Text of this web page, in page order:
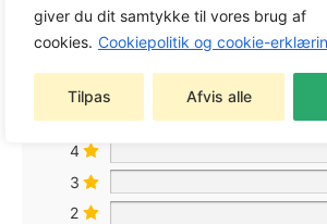
giver du dit samtykke til vores brug af
cookies. Cookiepolitik og cookie-
Tilpas Afvis alle
Baseret på 0 anmeldelser
5
4
3
2